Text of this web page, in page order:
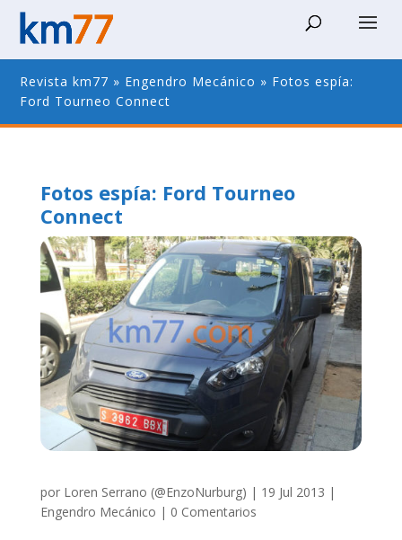
Revista km77 » Engendro Mecánico » Fotos espía:
Ford Tourneo Connect
Fotos espía: Ford Tourneo
Connect
por Loren Serrano (@EnzoNurburg) | 19 Jul 2013 |
Engendro Mecánico | 0 Comentarios